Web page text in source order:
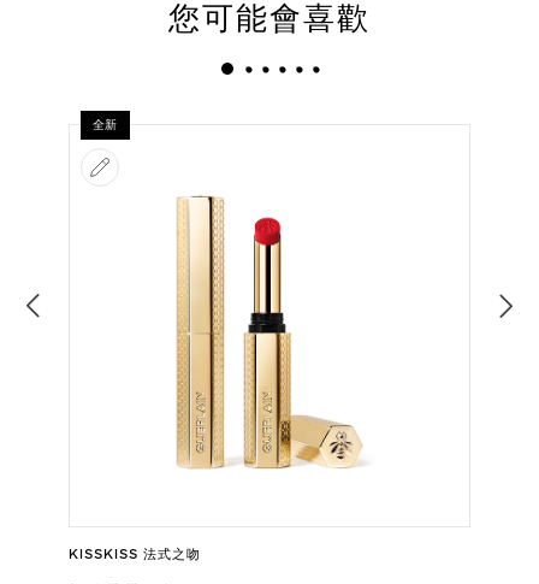
您可能會喜歡
全新
KISSKISS 法式之吻